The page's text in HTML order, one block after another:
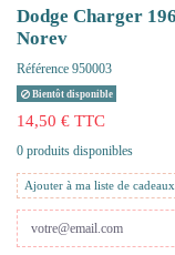
Dodge Charger 1969 Orange General Lee -
Norev
Référence 950003
Bientôt disponible
14,50 € TTC
0 produits disponibles
Ajouter à ma liste de cadeaux